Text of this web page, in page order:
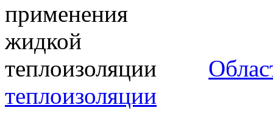
теплоизоляции